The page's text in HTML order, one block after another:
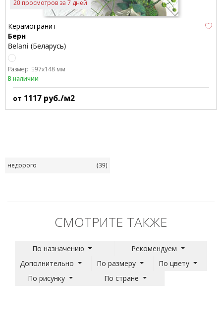
20 просмотров за 7 дней
Керамогранит
Берн
Belani (Беларусь)
Размер: 597x148 мм
В наличии
от 1117 руб./м2
недорого (39)
СМОТРИТЕ ТАКЖЕ
По назначению
Рекомендуем
Дополнительно
По размеру
По цвету
По рисунку
По стране